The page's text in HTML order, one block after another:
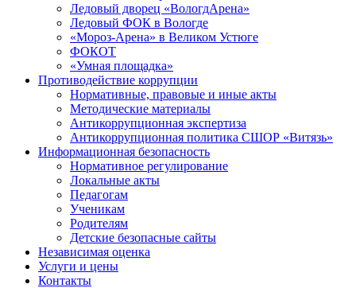
Ледовый дворец «ВологдАрена»
Ледовый ФОК в Вологде
«Мороз-Арена» в Великом Устюге
ФОКОТ
«Умная площадка»
Противодействие коррупции
Нормативные, правовые и иные акты
Методические материалы
Антикоррупционная экспертиза
Антикоррупционная политика СШОР «Витязь»
Информационная безопасность
Нормативное регулирование
Локальные акты
Педагогам
Ученикам
Родителям
Детские безопасные сайты
Независимая оценка
Услуги и цены
Контакты